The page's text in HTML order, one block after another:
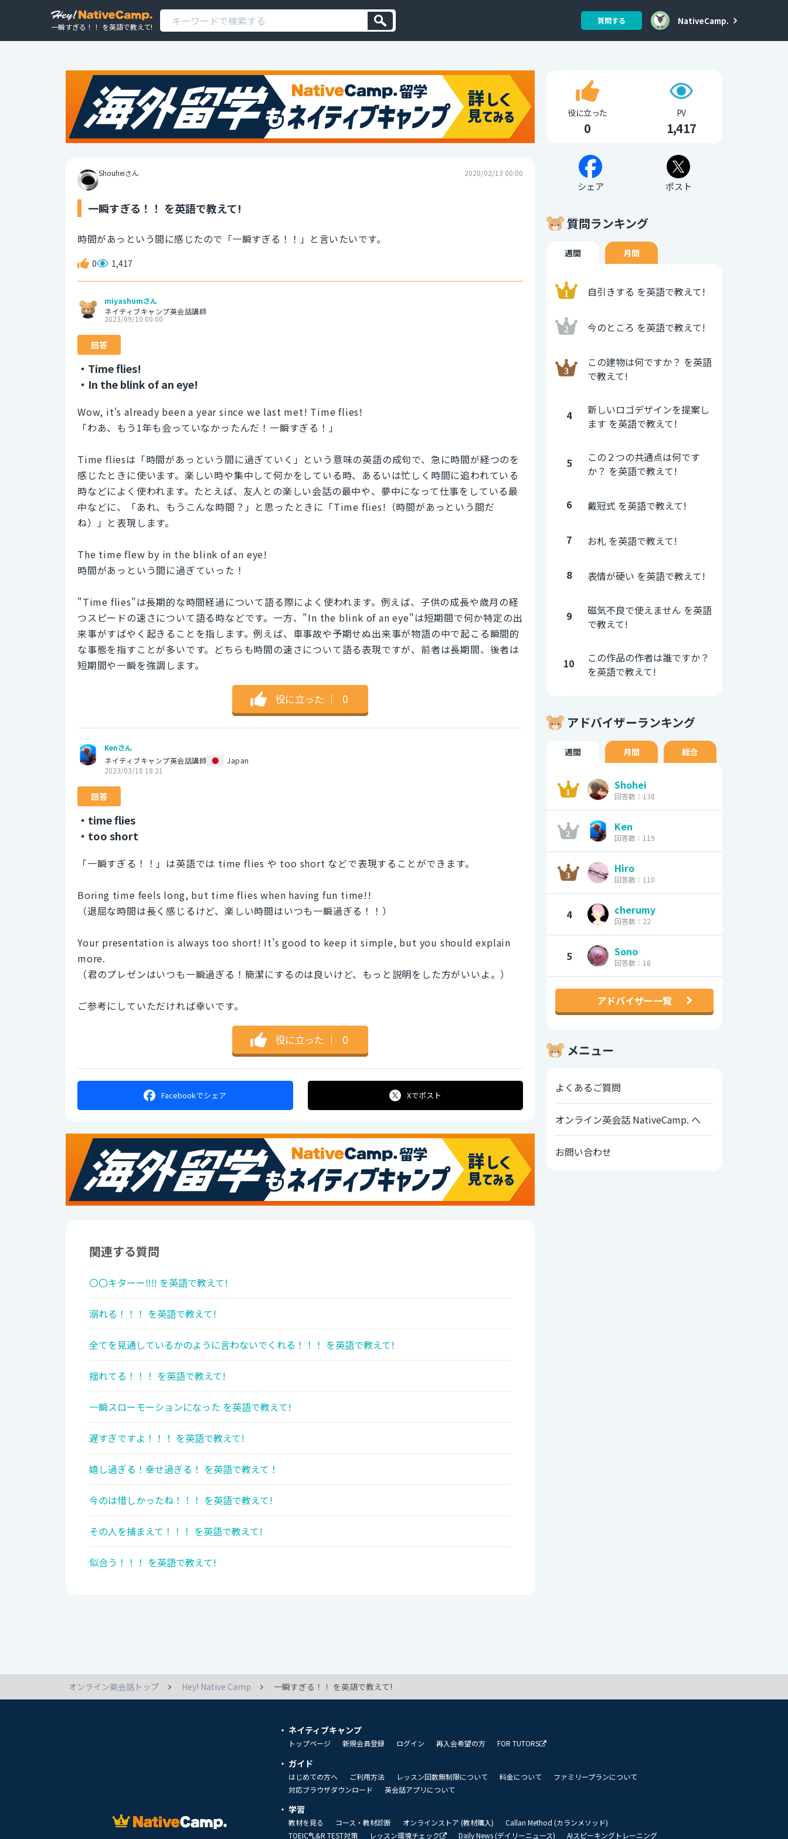
一瞬すぎる！！ を英語で教えて!
質問する NativeCamp.
Shouheiさん 2020/02/13 00:00
一瞬すぎる！！ を英語で教えて!
時間があっという間に感じたので「一瞬すぎる！！」と言いたいです。
0 1,417
miyashumさん
ネイティブキャンプ英会話講師
2023/09/10 00:00
回答
・Time flies!
・In the blink of an eye!
Wow, it's already been a year since we last met! Time flies!
「わあ、もう1年も会っていなかったんだ！一瞬すぎる！」
Time fliesは「時間があっという間に過ぎていく」という意味の英語の成句で、急に時間が経つのを
感じたときに使います。楽しい時や集中して何かをしている時、あるいは忙しく時間に追われている
時などによく使われます。たとえば、友人との楽しい会話の最中や、夢中になって仕事をしている最
中などに、「あれ、もうこんな時間？」と思ったときに「Time flies!（時間があっという間だ
ね）」と表現します。
The time flew by in the blink of an eye!
時間があっという間に過ぎていった！
"Time flies"は長期的な時間経過について語る際によく使われます。例えば、子供の成長や歳月の経
つスピードの速さについて語る時などです。一方、"In the blink of an eye"は短期間で何か特定の出
来事がすばやく起きることを指します。例えば、車事故や予期せぬ出来事が物語の中で起こる瞬間的
な事態を指すことが多いです。どちらも時間の速さについて語る表現ですが、前者は長期間、後者は
短期間や一瞬を強調します。
役に立った ｜ 0
Kenさん
ネイティブキャンプ英会話講師
Japan
2023/03/18 18:21
回答
・time flies
・too short
「一瞬すぎる！！」は英語では time flies や too short などで表現することができます。
Boring time feels long, but time flies when having fun time!!
（退屈な時間は長く感じるけど、楽しい時間はいつも一瞬過ぎる！！）
Your presentation is always too short! It’s good to keep it simple, but you should explain
more.
（君のプレゼンはいつも一瞬過ぎる！簡潔にするのは良いけど、もっと説明をした方がいいよ。）
ご参考にしていただければ幸いです。
役に立った ｜ 0
Facebookでシェア Xでポスト
関連する質問
〇〇キターー‼︎‼︎ を英語で教えて!
溺れる！！！ を英語で教えて!
全てを見通しているかのように言わないでくれる！！！ を英語で教えて!
揺れてる！！！ を英語で教えて!
一瞬スローモーションになった を英語で教えて!
遅すぎですよ！！！ を英語で教えて!
嬉し過ぎる！幸せ過ぎる！ を英語で教えて！
今のは惜しかったね！！！ を英語で教えて!
その人を捕まえて！！！ を英語で教えて!
似合う！！！ を英語で教えて!
役に立った
0
PV
1,417
シェア ポスト
質問ランキング
週間 月間
自引きする を英語で教えて!
今のところ を英語で教えて!
この建物は何ですか？ を英語
で教えて!
4
新しいロゴデザインを提案し
ます を英語で教えて!
5
この２つの共通点は何です
か？ を英語で教えて!
6 戴冠式 を英語で教えて!
7 お札 を英語で教えて!
8 表情が硬い を英語で教えて!
9
磁気不良で使えません を英語
で教えて!
10
この作品の作者は誰ですか？
を英語で教えて!
アドバイザーランキング
週間 月間 総合
Shohei
回答数：138
Ken
回答数：119
Hiro
回答数：110
4 cherumy
回答数：22
5 Sono
回答数：18
アドバイザー一覧
メニュー
よくあるご質問
オンライン英会話 NativeCamp. へ
お問い合わせ
オンライン英会話トップ Hey! Native Camp 一瞬すぎる！！ を英語で教えて!
ネイティブキャンプ
トップページ 新規会員登録 ログイン 再入会希望の方 FOR TUTORS
ガイド
はじめての方へ ご利用方法 レッスン回数無制限について 料金について
ファミリープランについて
対応ブラウザダウンロード
英会話アプリについて
学習
教材を見る コース・教材診断 オンラインストア (教材購入)
Callan Method (カランメソッド)
TOEIC®L&R TEST対策
レッスン環境チェック Daily News (デイリーニュース) AIスピーキングトレーニング